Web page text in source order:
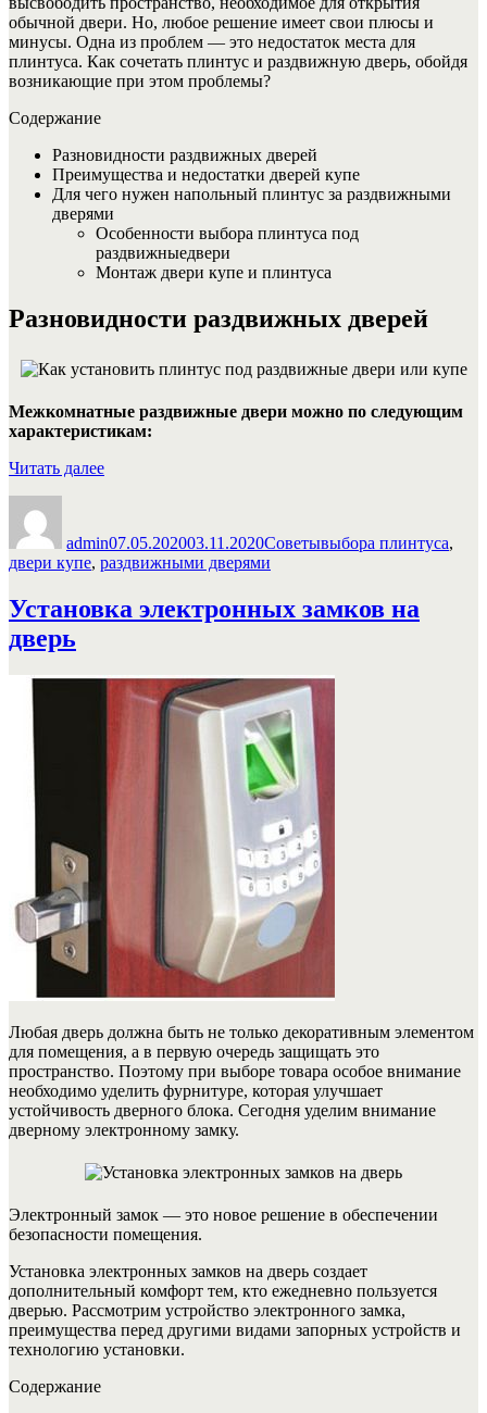
обычной двери. Но, любое решение имеет свои плюсы и
минусы. Одна из проблем — это недостаток места для
плинтуса. Как сочетать плинтус и раздвижную дверь, обойдя
возникающие при этом проблемы?
Содержание
Разновидности раздвижных дверей
Преимущества и недостатки дверей купе
Для чего нужен напольный плинтус за раздвижными
дверями
Особенности выбора плинтуса под
раздвижныедвери
Монтаж двери купе и плинтуса
Разновидности раздвижных дверей
Межкомнатные раздвижные двери можно по следующим
характеристикам:
Читать далее«Как
раздвижные
двери
купе»
admin07.05.202003.11.2020Советывыбора плинтуса,
двери купе, раздвижными дверями
Установка электронных замков на
дверь
Любая дверь должна быть не только декоративным элементом
для помещения, а в первую очередь защищать это
пространство. Поэтому при выборе товара особое внимание
необходимо уделить фурнитуре, которая улучшает
устойчивость дверного блока. Сегодня уделим внимание
дверному электронному замку.
Электронный замок — это новое решение в обеспечении
безопасности помещения.
Установка электронных замков на дверь создает
дополнительный комфорт тем, кто ежедневно пользуется
дверью. Рассмотрим устройство электронного замка,
преимущества перед другими видами запорных устройств и
технологию установки.
Содержание